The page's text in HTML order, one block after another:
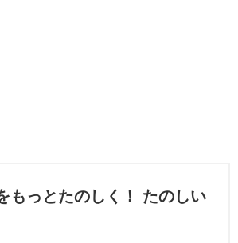
もっとたのしく！ たのしい